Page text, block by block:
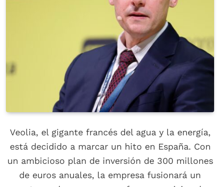
Veolia, el gigante francés del agua y la energía,
está decidido a marcar un hito en España. Con
un ambicioso plan de inversión de 300 millones
de euros anuales, la empresa fusionará un